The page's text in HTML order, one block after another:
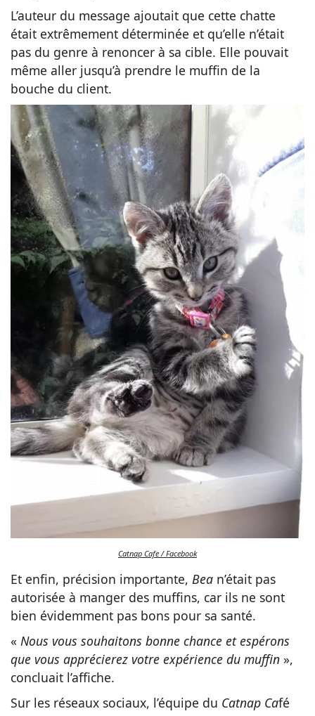
L’auteur du message ajoutait que cette chatte
était extrêmement déterminée et qu’elle n’était
pas du genre à renoncer à sa cible. Elle pouvait
même aller jusqu’à prendre le muffin de la
bouche du client.
Catnap Cafe / Facebook
Et enfin, précision importante, Bea n’était pas
autorisée à manger des muffins, car ils ne sont
bien évidemment pas bons pour sa santé.
« Nous vous souhaitons bonne chance et espérons
que vous apprécierez votre expérience du muffin »,
concluait l’affiche.
Sur les réseaux sociaux, l’équipe du Catnap Café